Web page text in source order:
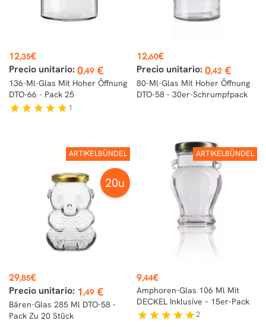
Preis
12,35€
Precio unitario: 0,49 €
136-Ml-Glas Mit Hoher Öffnung
DTO-66 - Pack 25
star star star star star 1
Preis
12,60€
Precio unitario: 0,42€
80-Ml-Glas Mit Hoher Öffnung
DTO-58 - 30er-Schrumpfpack
ARTIKELBÜNDEL
20u
Preis
29,85€
Precio unitario: 1,49 €
Bären-Glas 285 Ml DTO-58 -
Pack Zu 20 Stück
ARTIKELBÜNDEL
Preis
9,44€
Amphoren-Glas 106 Ml Mit
DECKEL Inklusive – 15er-Pack
star star star star star2